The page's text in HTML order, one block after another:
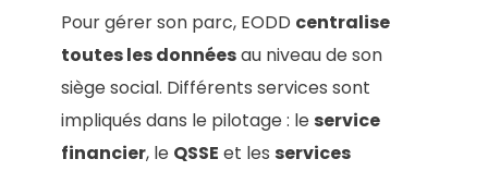
Pour gérer son parc, EODD centralise
toutes les donnéesau niveau de son
siège social. Différents services sont
impliqués dans le pilotage : le service
financier, le QSSE et les services